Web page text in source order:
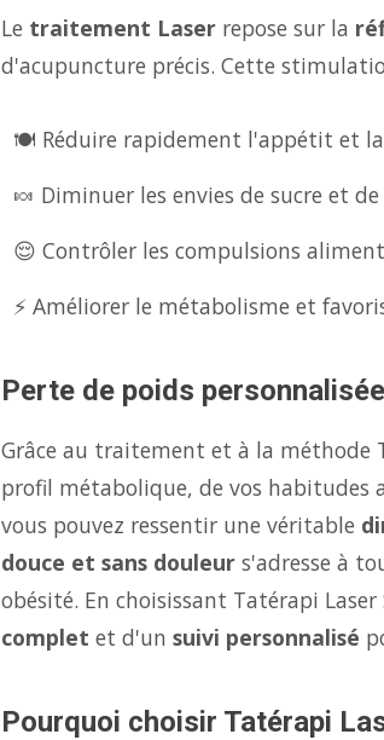
Le traitement Laser repose sur la
d'acupuncture précis. Cette
🍽️ Réduire rapidement l'appétit et
🍬 Diminuer les envies de sucre et
😌 Contrôler les compulsions
⚡ Améliorer le métabolisme et
Perte de poids
Grâce au traitement et à la méthode
profil métabolique, de vos habitudes
vous pouvez ressentir une véritable
douce et sans douleur s'adresse à
obésité. En choisissant Tatérapi
complet et d'un suivi personnalisé
Pourquoi choisir Tatérapi